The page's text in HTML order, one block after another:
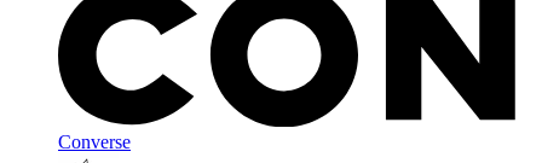
Converse